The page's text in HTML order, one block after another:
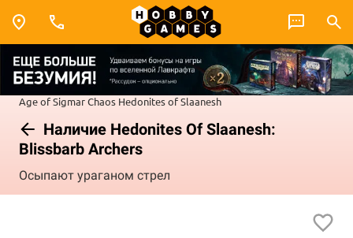
Age of SigmarChaos Hedonites of Slaanesh
Наличие Hedonites Of Slaanesh:
Blissbarb Archers
Осыпают ураганом стрел